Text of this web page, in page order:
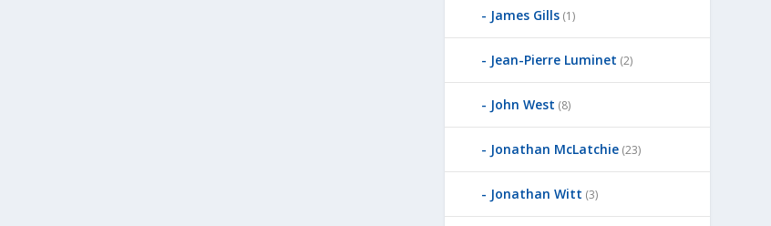
James Gills (1)
Jean-Pierre Luminet (2)
John West (8)
Jonathan McLatchie (23)
Jonathan Witt (3)